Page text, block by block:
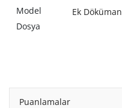
Model
Dosya
Ek Döküman
Puanlamalar